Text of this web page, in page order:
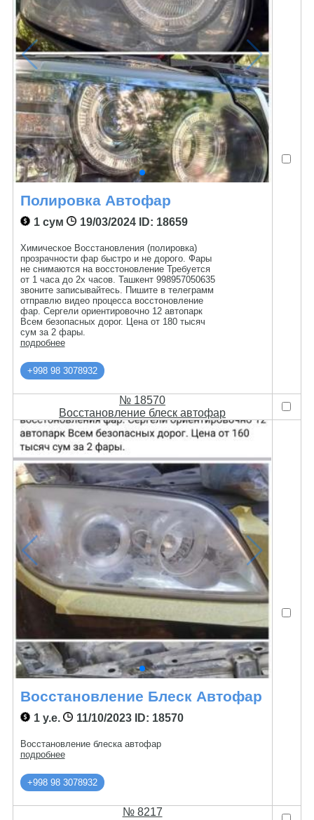
Полировка Автофар
1 сум 19/03/2024ID: 18659
Химическое Восстановления (полировка)
прозрачности фар быстро и не дорого. Фары
не снимаются на восстоновление Требуется
от 1 часа до 2х часов. Ташкент 998957050635
звоните записывайтесь. Пишите в телеграмм
отправлю видео процесса восстоновление
фар. Сергели ориентировочно 12 автопарк
Всем безопасных дорог. Цена от 180 тысяч
сум за 2 фары.
подробнее
+998 98 3078932
№ 18570
Восстановление блеск автофар
Восстановление Блеск Автофар
1 у.е. 11/10/2023ID: 18570
Восстановление блеска автофар
подробнее
+998 98 3078932
№ 8217